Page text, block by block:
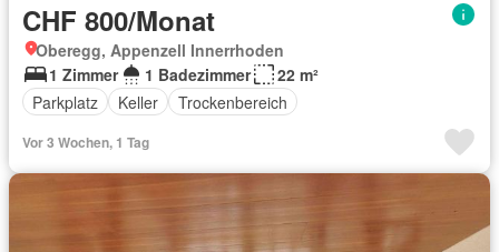
CHF 800/Monat
Oberegg, Appenzell Innerrhoden
1 Zimmer
1 Badezimmer
22 m²
Parkplatz
Keller Trockenbereich
Vor 3 Wochen, 1 Tag